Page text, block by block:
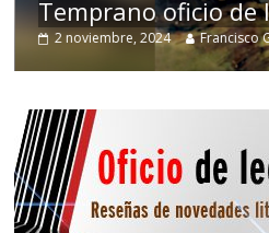
Temprano oficio de
2 noviembre, 2024 Francisco